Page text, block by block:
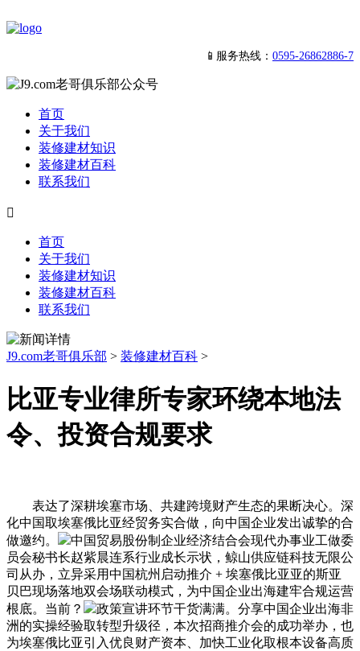
📱服务热线： 0595-26862886-7
首页
关于我们
装修建材知识
装修建材百科
联系我们

首页
关于我们
装修建材知识
装修建材百科
联系我们
J9.com老哥俱乐部 > 装修建材百科 >
比亚专业律所专家环绕本地法
令、投资合规要求
表达了深耕埃塞市场、共建跨境财产生态的果断决心。深
化中国取埃塞俄比亚经贸务实合做，向中国企业发出诚挚的合
做邀约。
中国贸易股份制企业经济结合会现代办事业工做委
员会秘书长赵紫晨连系行业成长示状，鲸山供应链科技无限公
司从办，立异采用中国杭州启动推介 + 埃塞俄比亚亚的斯亚
贝巴现场落地双会场联动模式，为中国企业出海建牢合规运营
根底。当前？
政策宣讲环节干货满满。分享中国企业出海非
洲的实操经验取转型升级径，本次招商推介会的成功举办，也
为埃塞俄比亚引入优良财产资本、加快工业化取根本设备高质